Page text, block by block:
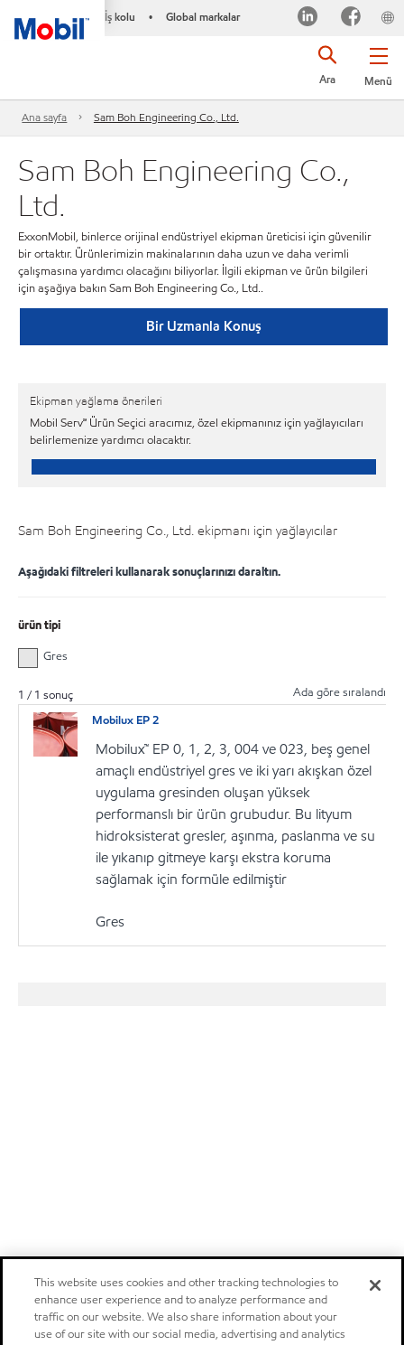
İş kolu • Global markalar
Menü
Ara
Ana sayfa Sam Boh Engineering Co., Ltd.
Sam Boh Engineering Co.,
Ltd.
ExxonMobil, binlerce orijinal endüstriyel ekipman üreticisi için güvenilir
bir ortaktır. Ürünlerimizin makinalarının daha uzun ve daha verimli
çalışmasına yardımcı olacağını biliyorlar. İlgili ekipman ve ürün bilgileri
için aşağıya bakın Sam Boh Engineering Co., Ltd..
Bir Uzmanla Konuş
Ekipman yağlama önerileri
Mobil Serv℠ Ürün Seçici aracımız, özel ekipmanınız için yağlayıcıları
belirlemenize yardımcı olacaktır.
Sam Boh Engineering Co., Ltd. ekipmanı için yağlayıcılar
Aşağıdaki filtreleri kullanarak sonuçlarınızı daraltın.
ürün tipi
Gres
1 / 1 sonuç
Ada göre sıralandı
Mobilux EP 2
Mobilux™ EP 0, 1, 2, 3, 004 ve 023, beş genel
amaçlı endüstriyel gres ve iki yarı akışkan özel
uygulama gresinden oluşan yüksek
performanslı bir ürün grubudur. Bu lityum
hidroksisterat gresler, aşınma, paslanma ve su
ile yıkanıp gitmeye karşı ekstra koruma
sağlamak için formüle edilmiştir
Gres
This website uses cookies and other tracking technologies to
enhance user experience and to analyze performance and
traffic on our website. We also share information about your
use of our site with our social media, advertising and analytics